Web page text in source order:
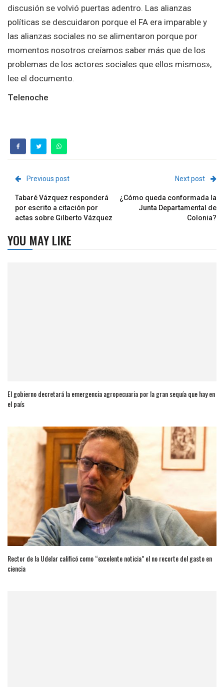
discusión se volvió puertas adentro. Las alianzas
políticas se descuidaron porque el FA era imparable y
las alianzas sociales no se alimentaron porque por
momentos nosotros creíamos saber más que de los
problemas de los actores sociales que ellos mismos»,
lee el documento.
Telenoche
Previous post
Tabaré Vázquez responderá
por escrito a citación por
actas sobre Gilberto Vázquez
Next post
¿Cómo queda conformada la
Junta Departamental de
Colonia?
YOU MAY LIKE
El gobierno decretará la emergencia agropecuaria por la gran sequía que hay en
el país
Rector de la Udelar calificó como “excelente noticia” el no recorte del gasto en
ciencia